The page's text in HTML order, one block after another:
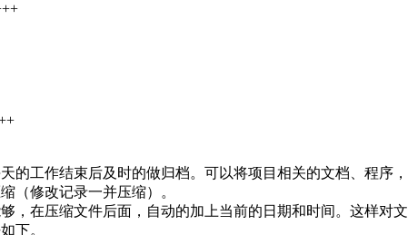
的工作结束后及时的做归档。可以将项目相关的文档、程序，
（修改记录一并压缩）。
在压缩文件后面，自动的加上当前的日期和时间。这样对文
下。